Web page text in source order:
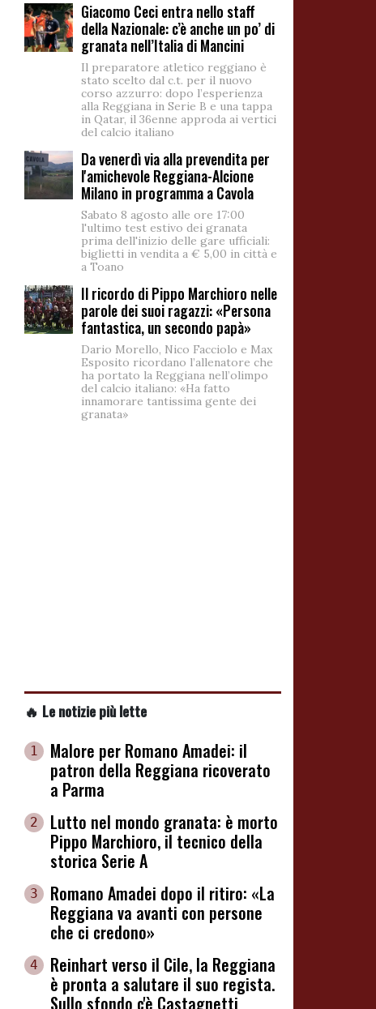
Giacomo Ceci entra nello staff
della Nazionale: c’è anche un po’ di
granata nell’Italia di Mancini
Il preparatore atletico reggiano è
stato scelto dal c.t. per il nuovo
corso azzurro: dopo l’esperienza
alla Reggiana in Serie B e una tappa
in Qatar, il 36enne approda ai vertici
del calcio italiano
Da venerdì via alla prevendita per
l'amichevole Reggiana-Alcione
Milano in programma a Cavola
Sabato 8 agosto alle ore 17:00
l'ultimo test estivo dei granata
prima dell'inizio delle gare ufficiali:
biglietti in vendita a € 5,00 in città e
a Toano
Il ricordo di Pippo Marchioro nelle
parole dei suoi ragazzi: «Persona
fantastica, un secondo papà»
Dario Morello, Nico Facciolo e Max
Esposito ricordano l’allenatore che
ha portato la Reggiana nell’olimpo
del calcio italiano: «Ha fatto
innamorare tantissima gente dei
granata»
🔥 Le notizie più lette
1
Malore per Romano Amadei: il
patron della Reggiana ricoverato
a Parma
2
Lutto nel mondo granata: è morto
Pippo Marchioro, il tecnico della
storica Serie A
3
Romano Amadei dopo il ritiro: «La
Reggiana va avanti con persone
che ci credono»
4
Reinhart verso il Cile, la Reggiana
è pronta a salutare il suo regista.
Sullo sfondo c'è Castagnetti